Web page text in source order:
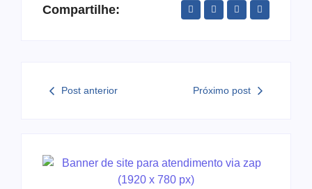
Compartilhe:
Post anterior Próximo post